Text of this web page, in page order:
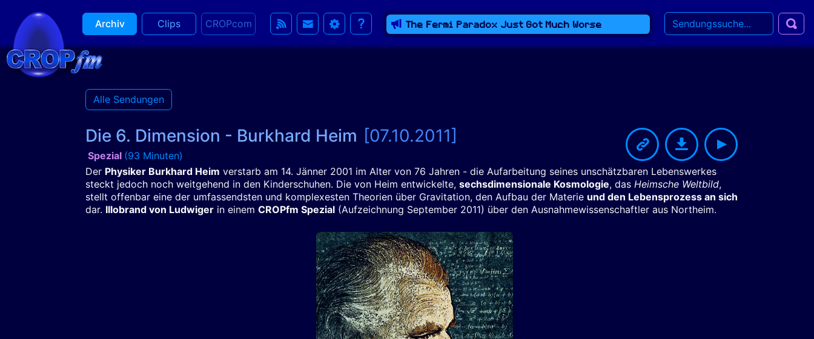
Archiv Clips CROPcom The Fermi Paradox Just Got Much Worse
Alle Sendungen
Die 6. Dimension - Burkhard Heim [07.10.2011]
Spezial (93 Minuten)
Der Physiker Burkhard Heim verstarb am 14. Jänner 2001 im Alter von 76 Jahren - die Aufarbeitung seines unschätzbaren Lebenswerkes
steckt jedoch noch weitgehend in den Kinderschuhen. Die von Heim entwickelte, sechsdimensionale Kosmologie, das Heimsche Weltbild,
stellt offenbar eine der umfassendsten und komplexesten Theorien über Gravitation, den Aufbau der Materie und den Lebensprozess an sich
dar. Illobrand von Ludwiger in einem CROPfm Spezial (Aufzeichnung September 2011) über den Ausnahmewissenschaftler aus Northeim.